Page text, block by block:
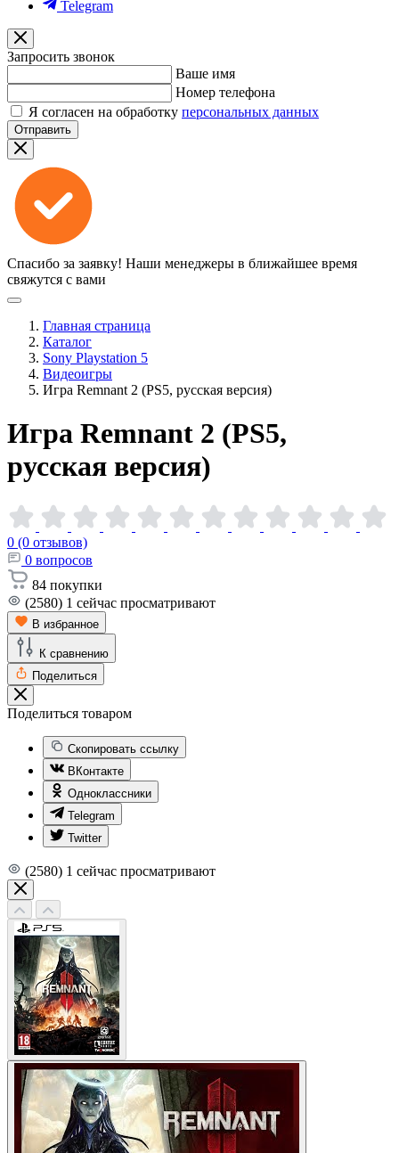
Telegram
Запросить звонок
Ваше имя
Номер телефона
Я согласен на обработку персональных данных
Отправить
Спасибо за заявку! Наши менеджеры в ближайшее время
свяжутся с вами
Главная страница
Каталог
Sony Playstation 5
Видеоигры
Игра Remnant 2 (PS5, русская версия)
Игра Remnant 2 (PS5,
русская версия)
0 (0 отзывов)
0 вопросов
84 покупки
(2580) 1 сейчас просматривают
В избранное
К сравнению
Поделиться
Поделиться товаром
Скопировать ссылку
ВКонтакте
Одноклассники
Telegram
Twitter
(2580) 1 сейчас просматривают